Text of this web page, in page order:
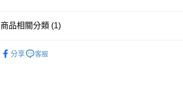
商品相關分類 (1)
分享
客服